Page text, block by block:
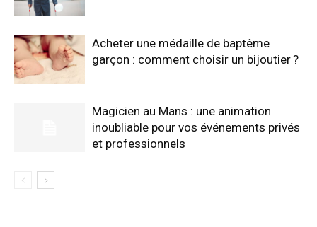
Acheter une médaille de baptême
garçon : comment choisir un bijoutier ?
Magicien au Mans : une animation
inoubliable pour vos événements privés
et professionnels